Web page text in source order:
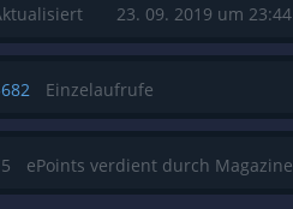
23. 09. 2019 um 23:44
Einzelaufrufe
ePoints verdient durch Magazine